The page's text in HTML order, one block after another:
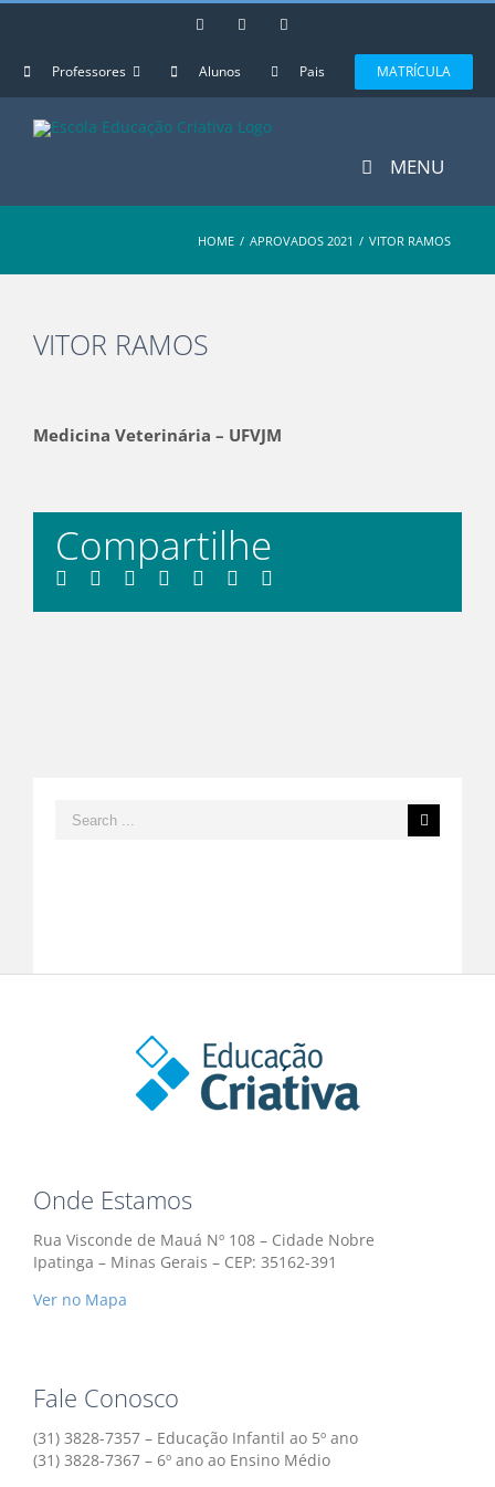
Skip
InstagramFacebook
Professores Alunos Pais MATRÍCULA
MENU
HOME / APROVADOS 2021 / VITOR RAMOS
VITOR RAMOS
Larger
Image
Medicina Veterinária – UFVJM
Compartilhe
Facebook
TwitterLinkedInWhatsapp
TumblrPinterest
Search
for:
Onde Estamos
Rua Visconde de Mauá Nº 108 – Cidade Nobre
Ipatinga – Minas Gerais – CEP: 35162-391
Ver no Mapa
Fale Conosco
(31) 3828-7357 – Educação Infantil ao 5º ano
(31) 3828-7367 – 6º ano ao Ensino Médio